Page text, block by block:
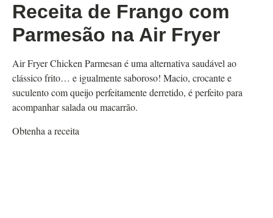
Receita de Frango com
Parmesão na Air Fryer
Air Fryer Chicken Parmesan é uma alternativa saudável ao
clássico frito… e igualmente saboroso! Macio, crocante e
suculento com queijo perfeitamente derretido, é perfeito para
acompanhar salada ou macarrão.
Obtenha a receita